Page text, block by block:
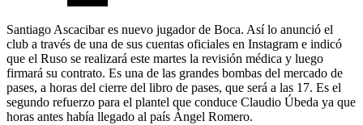
Santiago Ascacibar es nuevo jugador de Boca. Así lo anunció el
club a través de una de sus cuentas oficiales en Instagram e indicó
que el Ruso se realizará este martes la revisión médica y luego
firmará su contrato. Es una de las grandes bombas del mercado de
pases, a horas del cierre del libro de pases, que será a las 17. Es el
segundo refuerzo para el plantel que conduce Claudio Úbeda ya que
horas antes había llegado al país Ángel Romero.